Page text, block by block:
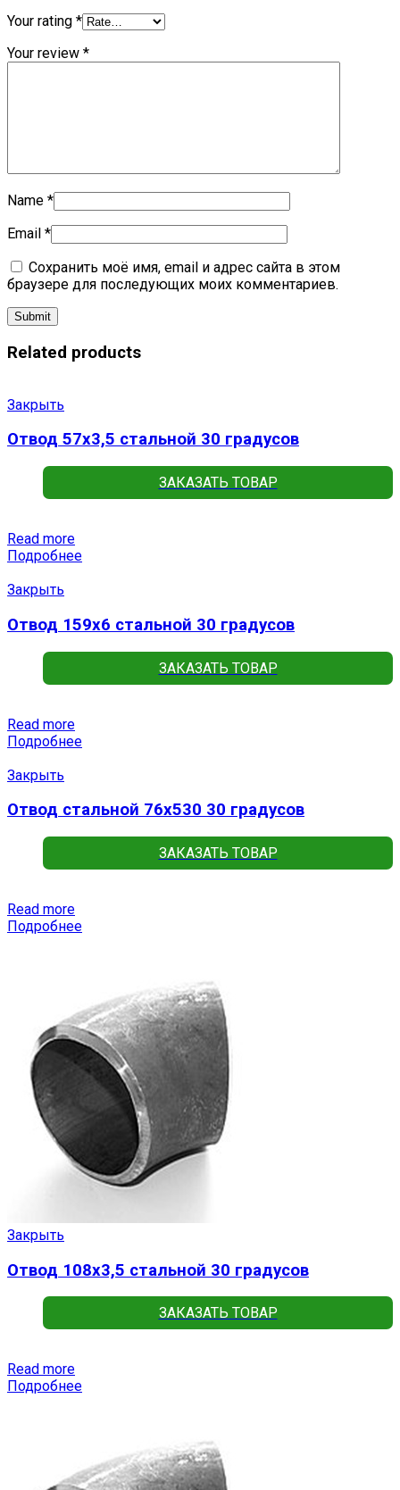
Your rating *
Your review *
Name *
Email *
Сохранить моё имя, email и адрес сайта в этом
браузере для последующих моих комментариев.
Related products
Закрыть
Отвод 57х3,5 стальной 30 градусов
ЗАКАЗАТЬ ТОВАР
Read more
Подробнее
Закрыть
Отвод 159х6 стальной 30 градусов
ЗАКАЗАТЬ ТОВАР
Read more
Подробнее
Закрыть
Отвод стальной 76х530 30 градусов
ЗАКАЗАТЬ ТОВАР
Read more
Подробнее
Закрыть
Отвод 108х3,5 стальной 30 градусов
ЗАКАЗАТЬ ТОВАР
Read more
Подробнее